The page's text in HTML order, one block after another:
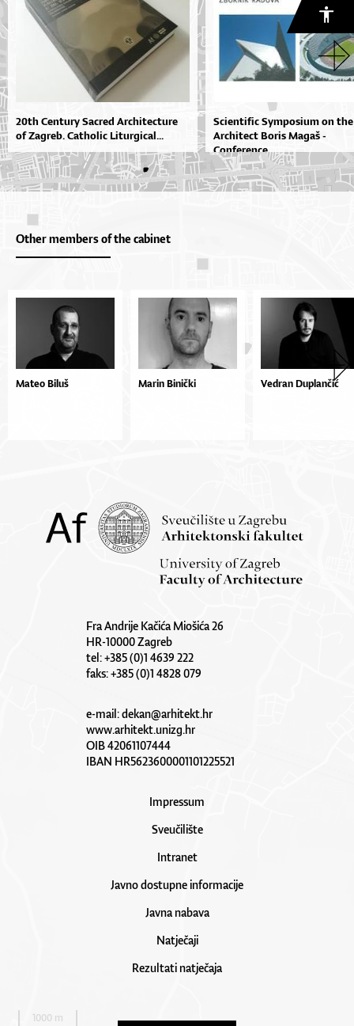
20th Century Sacred Architecture
of Zagreb. Catholic Liturgical...
Scientific Symposium on the
Architect Boris Magaš -
Conference...
Other members of the cabinet
Mateo Biluš Marin Binički Vedran Duplančić
Fra Andrije Kačića Miošića 26
HR-10000 Zagreb
tel: +385 (0)1 4639 222
faks: +385 (0)1 4828 079
e-mail:dekan@arhitekt.hr
www.arhitekt.unizg.hr
OIB 42061107444
IBAN HR5623600001101225521
Impressum
Sveučilište
Intranet
Javno dostupne informacije
Javna nabava
Natječaji
Rezultati natječaja
1000 m